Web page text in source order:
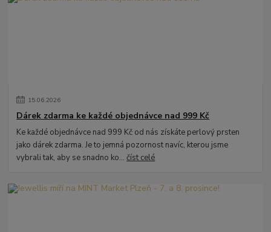
15.06.2026
Dárek zdarma ke každé objednávce nad 999 Kč
Ke každé objednávce nad 999 Kč od nás získáte perlový prsten
jako dárek zdarma. Je to jemná pozornost navíc, kterou jsme
vybrali tak, aby se snadno ko...číst celé